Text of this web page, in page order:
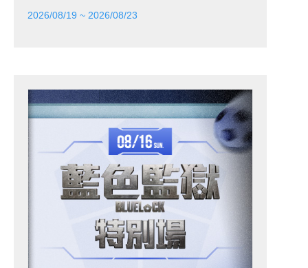
2026/08/19 ~ 2026/08/23